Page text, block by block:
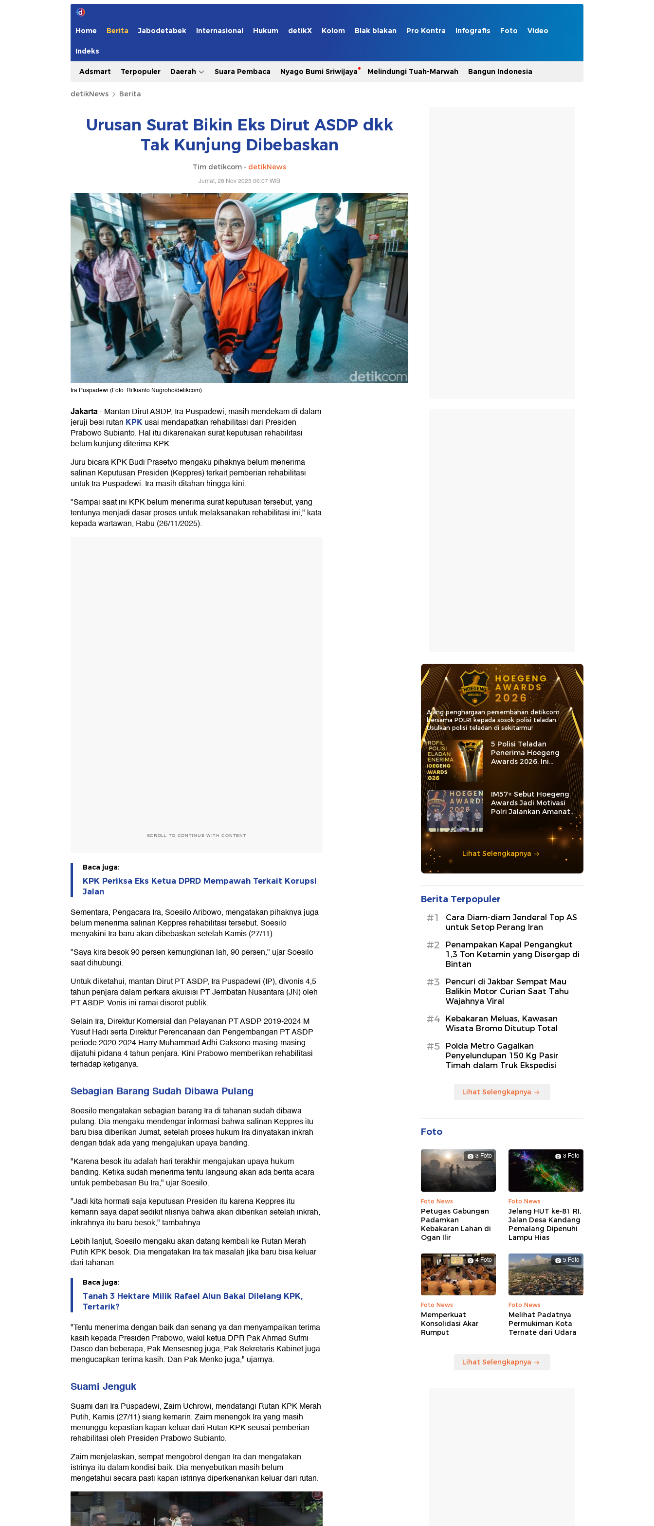
Home Berita Jabodetabek Internasional Hukum detikX Kolom Blak blakan Pro Kontra Infografis Foto Video
Indeks
Adsmart Terpopuler Daerah Suara Pembaca Nyago Bumi Sriwijaya Melindungi Tuah-Marwah Bangun Indonesia
detikNews Berita
Urusan Surat Bikin Eks Dirut ASDP dkk
Tak Kunjung Dibebaskan
Tim detikcom - detikNews
Jumat, 28 Nov 2025 06:07 WIB
Ira Puspadewi (Foto: Rifkianto Nugroho/detikcom)
Jakarta-Mantan Dirut ASDP, Ira Puspadewi, masih mendekam di dalam
jeruji besi rutan KPKusai mendapatkan rehabilitasi dari Presiden
Prabowo Subianto. Hal itu dikarenakan surat keputusan rehabilitasi
belum kunjung diterima KPK.
Juru bicara KPK Budi Prasetyo mengaku pihaknya belum menerima
salinan Keputusan Presiden (Keppres) terkait pemberian rehabilitasi
untuk Ira Puspadewi. Ira masih ditahan hingga kini.
"Sampai saat ini KPK belum menerima surat keputusan tersebut, yang
tentunya menjadi dasar proses untuk melaksanakan rehabilitasi ini," kata
kepada wartawan, Rabu (26/11/2025).
SCROLL TO CONTINUE WITH CONTENT
Baca juga:
KPK Periksa Eks Ketua DPRD Mempawah Terkait Korupsi
Jalan
Sementara, Pengacara Ira, Soesilo Aribowo, mengatakan pihaknya juga
belum menerima salinan Keppres rehabilitasi tersebut. Soesilo
menyakini Ira baru akan dibebaskan setelah Kamis (27/11).
"Saya kira besok 90 persen kemungkinan lah, 90 persen," ujar Soesilo
saat dihubungi.
Untuk diketahui, mantan Dirut PT ASDP, Ira Puspadewi (IP), divonis 4,5
tahun penjara dalam perkara akuisisi PT Jembatan Nusantara (JN) oleh
PT ASDP. Vonis ini ramai disorot publik.
Selain Ira, Direktur Komersial dan Pelayanan PT ASDP 2019-2024 M
Yusuf Hadi serta Direktur Perencanaan dan Pengembangan PT ASDP
periode 2020-2024 Harry Muhammad Adhi Caksono masing-masing
dijatuhi pidana 4 tahun penjara. Kini Prabowo memberikan rehabilitasi
terhadap ketiganya.
Sebagian Barang Sudah Dibawa Pulang
Soesilo mengatakan sebagian barang Ira di tahanan sudah dibawa
pulang. Dia mengaku mendengar informasi bahwa salinan Keppres itu
baru bisa diberikan Jumat, setelah proses hukum Ira dinyatakan inkrah
dengan tidak ada yang mengajukan upaya banding.
"Karena besok itu adalah hari terakhir mengajukan upaya hukum
banding. Ketika sudah menerima tentu langsung akan ada berita acara
untuk pembebasan Bu Ira," ujar Soesilo.
"Jadi kita hormati saja keputusan Presiden itu karena Keppres itu
kemarin saya dapat sedikit rilisnya bahwa akan diberikan setelah inkrah,
inkrahnya itu baru besok," tambahnya.
Lebih lanjut, Soesilo mengaku akan datang kembali ke Rutan Merah
Putih KPK besok. Dia mengatakan Ira tak masalah jika baru bisa keluar
dari tahanan.
Baca juga:
Tanah 3 Hektare Milik Rafael Alun Bakal Dilelang KPK,
Tertarik?
"Tentu menerima dengan baik dan senang ya dan menyampaikan terima
kasih kepada Presiden Prabowo, wakil ketua DPR Pak Ahmad Sufmi
Dasco dan beberapa, Pak Mensesneg juga, Pak Sekretaris Kabinet juga
mengucapkan terima kasih. Dan Pak Menko juga," ujarnya.
Suami Jenguk
Suami dari Ira Puspadewi, Zaim Uchrowi, mendatangi Rutan KPK Merah
Putih, Kamis (27/11) siang kemarin. Zaim menengok Ira yang masih
menunggu kepastian kapan keluar dari Rutan KPK seusai pemberian
rehabilitasi oleh Presiden Prabowo Subianto.
Zaim menjelaskan, sempat mengobrol dengan Ira dan mengatakan
istrinya itu dalam kondisi baik. Dia menyebutkan masih belum
mengetahui secara pasti kapan istrinya diperkenankan keluar dari rutan.
Ajang penghargaan persembahan detikcom
bersama POLRI kepada sosok polisi teladan.
Usulkan polisi teladan di sekitarmu!
5 Polisi Teladan
Penerima Hoegeng
Awards 2026, Ini
Kategori dan Kiprahnya
IM57+ Sebut Hoegeng
Awards Jadi Motivasi
Polri Jalankan Amanat
Lihat Selengkapnya
Berita Terpopuler
#1
Cara Diam-diam Jenderal Top AS
untuk Setop Perang Iran
#2
Penampakan Kapal Pengangkut
1,3 Ton Ketamin yang Disergap di
Bintan
#3
Pencuri di Jakbar Sempat Mau
Balikin Motor Curian Saat Tahu
Wajahnya Viral
#4
Kebakaran Meluas, Kawasan
Wisata Bromo Ditutup Total
#5
Polda Metro Gagalkan
Penyelundupan 150 Kg Pasir
Timah dalam Truk Ekspedisi
Lihat Selengkapnya
Foto
3 Foto
Foto News
Petugas Gabungan
Padamkan
Kebakaran Lahan di
Ogan Ilir
3 Foto
Foto News
Jelang HUT ke-81 RI,
Jalan Desa Kandang
Pemalang Dipenuhi
Lampu Hias
4 Foto
Foto News
Memperkuat
Konsolidasi Akar
Rumput
5 Foto
Foto News
Melihat Padatnya
Permukiman Kota
Ternate dari Udara
Lihat Selengkapnya